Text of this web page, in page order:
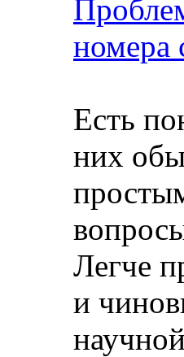
номера
Есть
них
Легче
и